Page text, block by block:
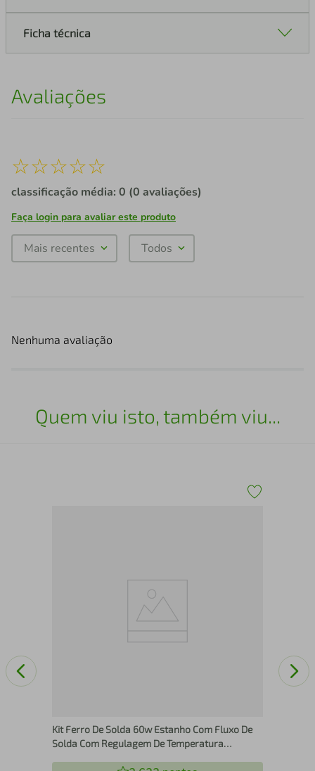
Ficha técnica
Avaliações
☆☆☆☆☆
classificação média: 0 (0 avaliações)
Faça login para avaliar este produto
Mais recentes Todos
Nenhuma avaliação
Quem viu isto, também viu...
Kit Ferro De Solda 60w Estanho Com Fluxo De
Solda Com Regulagem De Temperatura